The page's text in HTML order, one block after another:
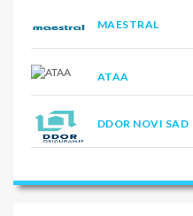
MAESTRAL
ATAA
DDOR NOVI SAD